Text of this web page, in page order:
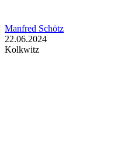
Manfred Schötz
22.06.2024
Kolkwitz